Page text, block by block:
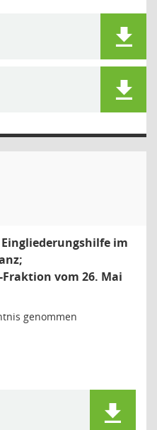
im
Fraktion vom 26. Mai
genommen